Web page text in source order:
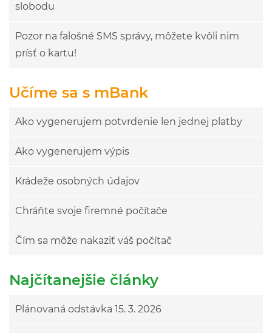
slobodu
Pozor na falošné SMS správy, môžete kvôli nim
prísť o kartu!
Učíme sa s mBank
Ako vygenerujem potvrdenie len jednej platby
Ako vygenerujem výpis
Krádeže osobných údajov
Chráňte svoje firemné počítače
Čím sa môže nakaziť váš počítač
Najčítanejšie články
Plánovaná odstávka 15. 3. 2026